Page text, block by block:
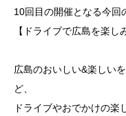
10回目の開催となる今回
【ドライブで広島を楽し
広島のおいしい&楽しい
ど、
ドライブやおでかけの楽